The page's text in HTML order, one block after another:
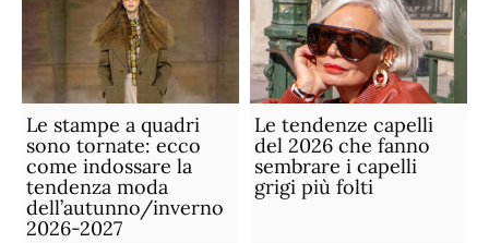
Le stampe a quadri
sono tornate: ecco
come indossare la
tendenza moda
dell’autunno/inverno
2026-2027
Le tendenze capelli
del 2026 che fanno
sembrare i capelli
grigi più folti